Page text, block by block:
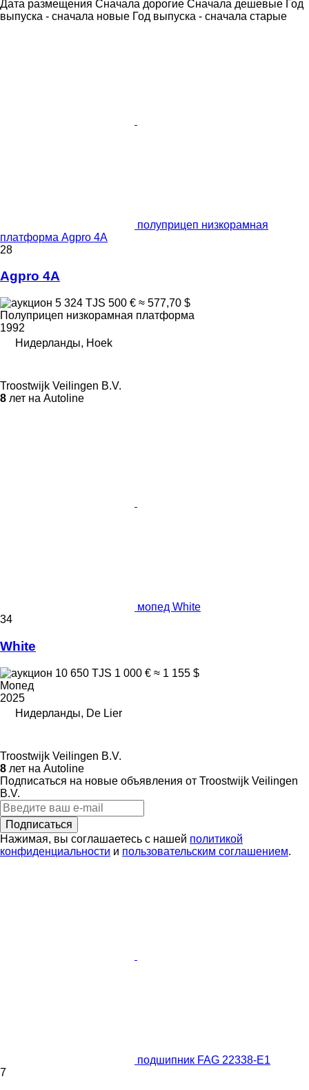
Дата размещения Сначала дорогие Сначала дешевые Год
выпуска - сначала новые Год выпуска - сначала старые
полуприцеп низкорамная
платформа Agpro 4A
28
Agpro 4A
5 324 TJS 500 € ≈ 577,70 $
Полуприцеп низкорамная платформа
1992
Нидерланды, Hoek
Troostwijk Veilingen B.V.
8 лет на Autoline
мопед White
34
White
10 650 TJS 1 000 € ≈ 1 155 $
Мопед
2025
Нидерланды, De Lier
Troostwijk Veilingen B.V.
8 лет на Autoline
Подписаться на новые объявления от Troostwijk Veilingen
B.V.
Подписаться
Нажимая, вы соглашаетесь с нашей политикой
конфиденциальности и пользовательским соглашением.
подшипник FAG 22338-E1
7